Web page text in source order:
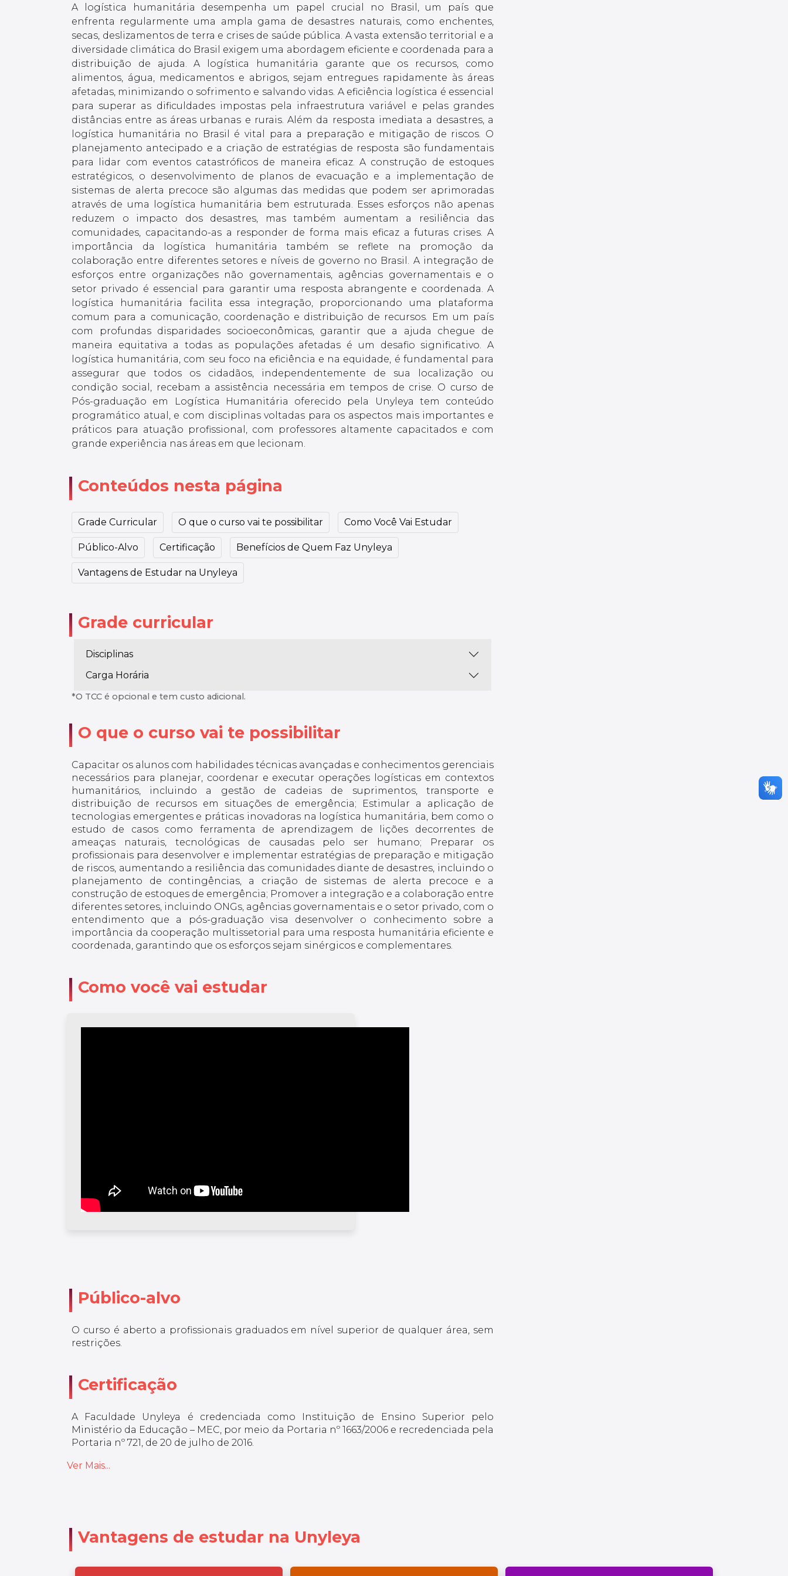
A logística humanitária desempenha um papel crucial no Brasil, um país que
enfrenta regularmente uma ampla gama de desastres naturais, como enchentes,
secas, deslizamentos de terra e crises de saúde pública. A vasta extensão territorial e a
diversidade climática do Brasil exigem uma abordagem eficiente e coordenada para a
distribuição de ajuda. A logística humanitária garante que os recursos, como
alimentos, água, medicamentos e abrigos, sejam entregues rapidamente às áreas
afetadas, minimizando o sofrimento e salvando vidas. A eficiência logística é essencial
para superar as dificuldades impostas pela infraestrutura variável e pelas grandes
distâncias entre as áreas urbanas e rurais. Além da resposta imediata a desastres, a
logística humanitária no Brasil é vital para a preparação e mitigação de riscos. O
planejamento antecipado e a criação de estratégias de resposta são fundamentais
para lidar com eventos catastróficos de maneira eficaz. A construção de estoques
estratégicos, o desenvolvimento de planos de evacuação e a implementação de
sistemas de alerta precoce são algumas das medidas que podem ser aprimoradas
através de uma logística humanitária bem estruturada. Esses esforços não apenas
reduzem o impacto dos desastres, mas também aumentam a resiliência das
comunidades, capacitando-as a responder de forma mais eficaz a futuras crises. A
importância da logística humanitária também se reflete na promoção da
colaboração entre diferentes setores e níveis de governo no Brasil. A integração de
esforços entre organizações não governamentais, agências governamentais e o
setor privado é essencial para garantir uma resposta abrangente e coordenada. A
logística humanitária facilita essa integração, proporcionando uma plataforma
comum para a comunicação, coordenação e distribuição de recursos. Em um país
com profundas disparidades socioeconômicas, garantir que a ajuda chegue de
maneira equitativa a todas as populações afetadas é um desafio significativo. A
logística humanitária, com seu foco na eficiência e na equidade, é fundamental para
assegurar que todos os cidadãos, independentemente de sua localização ou
condição social, recebam a assistência necessária em tempos de crise. O curso de
Pós-graduação em Logística Humanitária oferecido pela Unyleya tem conteúdo
programático atual, e com disciplinas voltadas para os aspectos mais importantes e
práticos para atuação profissional, com professores altamente capacitados e com
grande experiência nas áreas em que lecionam.
Conteúdos nesta página
Grade Curricular O que o curso vai te possibilitar Como Você Vai Estudar
Público-Alvo Certificação Benefícios de Quem Faz Unyleya
Vantagens de Estudar na Unyleya
Grade curricular
Disciplinas
Carga Horária
*O TCC é opcional e tem custo adicional.
O que o curso vai te possibilitar
Capacitar os alunos com habilidades técnicas avançadas e conhecimentos gerenciais
necessários para planejar, coordenar e executar operações logísticas em contextos
humanitários, incluindo a gestão de cadeias de suprimentos, transporte e
distribuição de recursos em situações de emergência; Estimular a aplicação de
tecnologias emergentes e práticas inovadoras na logística humanitária, bem como o
estudo de casos como ferramenta de aprendizagem de lições decorrentes de
ameaças naturais, tecnológicas de causadas pelo ser humano; Preparar os
profissionais para desenvolver e implementar estratégias de preparação e mitigação
de riscos, aumentando a resiliência das comunidades diante de desastres, incluindo o
planejamento de contingências, a criação de sistemas de alerta precoce e a
construção de estoques de emergência; Promover a integração e a colaboração entre
diferentes setores, incluindo ONGs, agências governamentais e o setor privado, com o
entendimento que a pós-graduação visa desenvolver o conhecimento sobre a
importância da cooperação multissetorial para uma resposta humanitária eficiente e
coordenada, garantindo que os esforços sejam sinérgicos e complementares.
Como você vai estudar
Público-alvo
O curso é aberto a profissionais graduados em nível superior de qualquer área, sem
restrições.
Certificação
A Faculdade Unyleya é credenciada como Instituição de Ensino Superior pelo
Ministério da Educação – MEC, por meio da Portaria nº 1663/2006 e recredenciada pela
Portaria nº 721, de 20 de julho de 2016.
Ver Mais...
Vantagens de estudar na Unyleya